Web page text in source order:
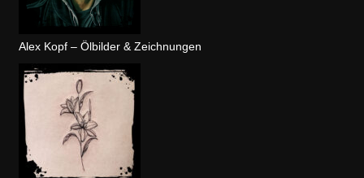
Alex Kopf – Ölbilder & Zeichnungen